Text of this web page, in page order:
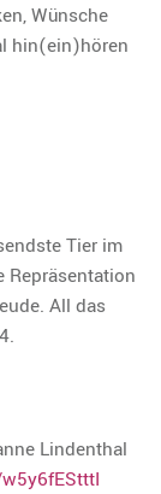
Wünsche
hin(ein)hören
Tier im
Repräsentation
All das
Lindenthal